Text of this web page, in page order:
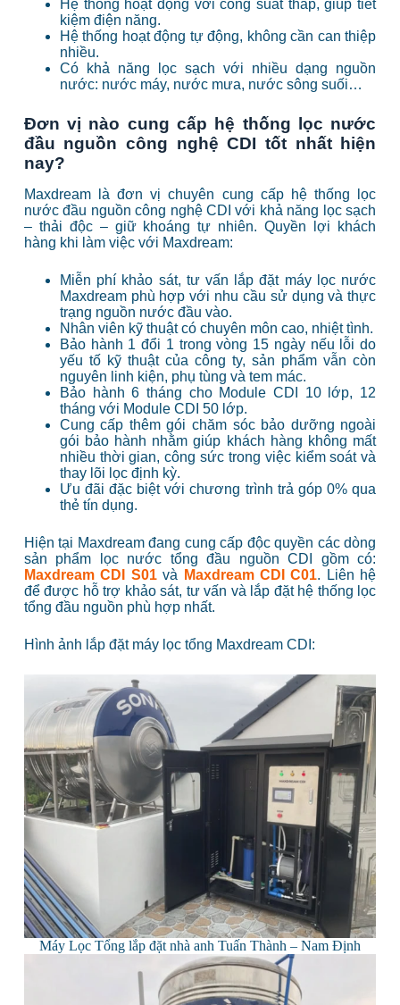
Hệ thống hoạt động với công suất thấp, giúp tiết
kiệm điện năng.
Hệ thống hoạt động tự động, không cần can thiệp
nhiều.
Có khả năng lọc sạch với nhiều dạng nguồn
nước: nước máy, nước mưa, nước sông suối…
Đơn vị nào cung cấp hệ thống lọc nước
đầu nguồn công nghệ CDI tốt nhất hiện
nay?
Maxdream là đơn vị chuyên cung cấp hệ thống lọc
nước đầu nguồn công nghệ CDI với khả năng lọc sạch
– thải độc – giữ khoáng tự nhiên.Quyền lợi khách
hàng khi làm việc với Maxdream:
Miễn phí khảo sát, tư vấn lắp đặt máy lọc nước
Maxdream phù hợp với nhu cầu sử dụng và thực
trạng nguồn nước đầu vào.
Nhân viên kỹ thuật có chuyên môn cao, nhiệt tình.
Bảo hành 1 đổi 1 trong vòng 15 ngày nếu lỗi do
yếu tố kỹ thuật của công ty, sản phẩm vẫn còn
nguyên linh kiện, phụ tùng và tem mác.
Bảo hành 6 tháng cho Module CDI 10 lớp, 12
tháng với Module CDI 50 lớp.
Cung cấp thêm gói chăm sóc bảo dưỡng ngoài
gói bảo hành nhằm giúp khách hàng không mất
nhiều thời gian, công sức trong việc kiểm soát và
thay lõi lọc định kỳ.
Ưu đãi đặc biệt với chương trình trả góp 0% qua
thẻ tín dụng.
Hiện tại Maxdream đang cung cấp độc quyền các dòng
sản phẩm lọc nước tổng đầu nguồn CDI gồm có:
Maxdream CDI S01và Maxdream CDI C01. Liên hệ
để được hỗ trợ khảo sát, tư vấn và lắp đặt hệ thống lọc
tổng đầu nguồn phù hợp nhất.
Hình ảnh lắp đặt máy lọc tổng Maxdream CDI:
Máy Lọc Tổng lắp đặt nhà anh Tuấn Thành – Nam Định